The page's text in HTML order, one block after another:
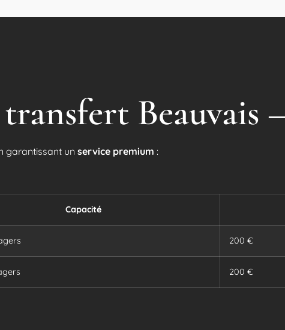
Beauvais
garantissant un service premium :
Capacité
200 €
200 €